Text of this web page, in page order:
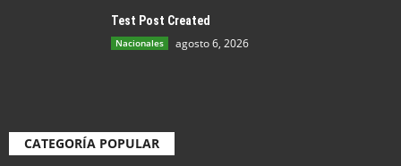
Test Post Created
Nacionales agosto 6, 2026
CATEGORÍA POPULAR